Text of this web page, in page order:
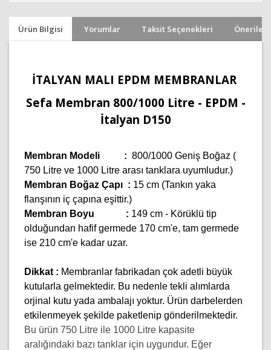
Ürün Bilgisi Yorumlar Taksit Seçenekleri
İTALYAN MALI EPDM MEMBRANLAR
Sefa Membran 800/1000 Litre - EPDM -
İtalyan D150
Membran Modeli : 800/1000 Geniş Boğaz (
750 Litre ve 1000 Litre arası tanklara uyumludur.)
Membran Boğaz Çapı : 15 cm (Tankın yaka
flanşının iç çapına eşittir.)
Membran Boyu : 149 cm - Körüklü tip
olduğundan hafif germede 170 cm'e, tam germede
ise 210 cm'e kadar uzar.
Dikkat : Membranlar fabrikadan çok adetli büyük
kutularla gelmektedir. Bu nedenle tekli alımlarda
orjinal kutu yada ambalajı yoktur. Ürün darbelerden
etkilenmeyek şekilde paketlenip gönderilmektedir.
Bu ürün 750 Litre ile 1000 Litre kapasite
aralığındaki bazı tanklar için uygundur. Eğer